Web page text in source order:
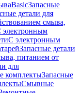
BasicЗапасные
детали для
смыва,
электронным
С электронным
Запасные детали
питанием от
для
комплектыЗапасные
Смывные